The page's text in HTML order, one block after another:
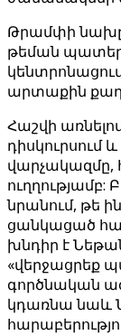
Թրամփի
թեման
արտաքին
Հաշվի
դիսկուրսում
վարչակազմը,
ուղղությամբ:
նրանում, թե
ցանկացած
խնդիր է
«վերջացրեք
գործնական
կդառնա նաև